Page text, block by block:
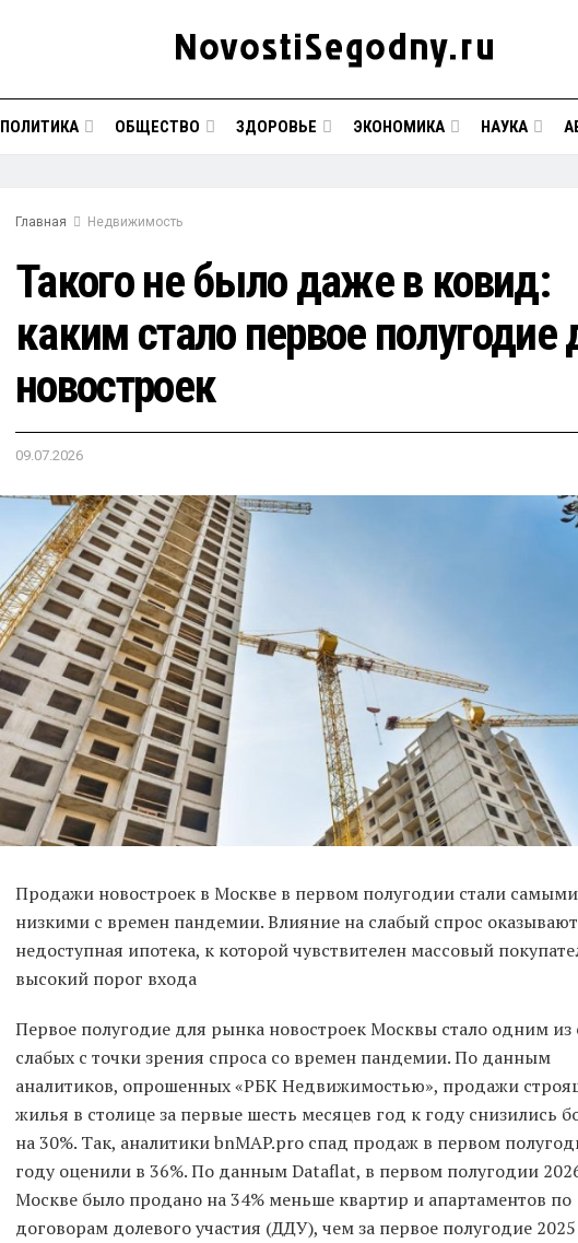
ПОЛИТИКА ОБЩЕСТВО ЗДОРОВЬЕ ЭКОНОМИКА НАУКА
Главная Недвижимость
Такого не было даже в ковид:
каким стало первое полугодие
новостроек
09.07.2026
Продажи новостроек в Москве в первом полугодии стали самыми
низкими с времен пандемии. Влияние на слабый спрос
недоступная ипотека, к которой чувствителен массовый
высокий порог входа
Первое полугодие для рынка новостроек Москвы стало одним из
слабых с точки зрения спроса со времен пандемии. По данным
аналитиков, опрошенных «РБК Недвижимостью», продажи
жилья в столице за первые шесть месяцев год к году снизились
на 30%. Так, аналитики bnMAP.pro спад продаж в первом
году оценили в 36%. По данным Dataflat, в первом полугодии
Москве было продано на 34% меньше квартир и апартаментов по
договорам долевого участия (ДДУ), чем за первое полугодие